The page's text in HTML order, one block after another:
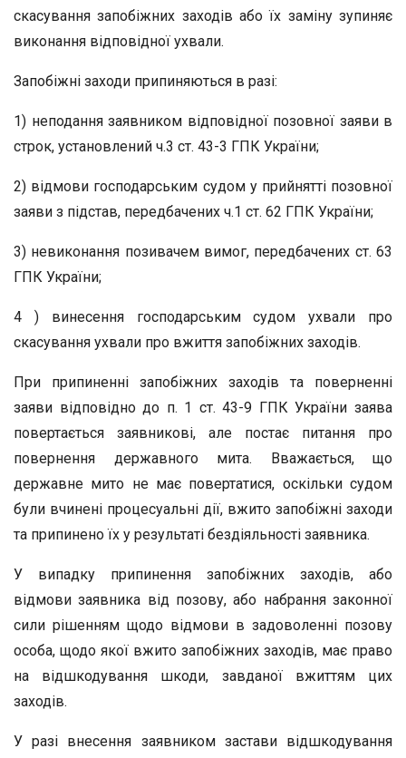
скасування запобіжних заходів або їх заміну зупиняє
виконання відповідної ухвали.
Запобіжні заходи припиняються в разі:
1) неподання заявником відповідної позовної заяви в
строк, установлений ч.3 ст. 43-3 ГПК України;
2) відмови господарським судом у прийнятті позовної
заяви з підстав, передбачених ч.1 ст. 62 ГПК України;
3) невиконання позивачем вимог, передбачених ст. 63
ГПК України;
4 ) винесення господарським судом ухвали про
скасування ухвали про вжиття запобіжних заходів.
При припиненні запобіжних заходів та поверненні
заяви відповідно до п. 1 ст. 43-9 ГПК України заява
повертається заявникові, але постає питання про
повернення державного мита. Вважається, що
державне мито не має повертатися, оскільки судом
були вчинені процесуальні дії, вжито запобіжні заходи
та припинено їх у результаті бездіяльності заявника.
У випадку припинення запобіжних заходів, або
відмови заявника від позову, або набрання законної
сили рішенням щодо відмови в задоволенні позову
особа, щодо якої вжито запобіжних заходів, має право
на відшкодування шкоди, завданої вжиттям цих
заходів.
У разі внесення заявником застави відшкодування